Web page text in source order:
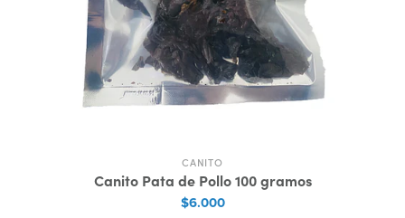
CANITO
Canito Pata de Pollo 100 gramos
$6.000